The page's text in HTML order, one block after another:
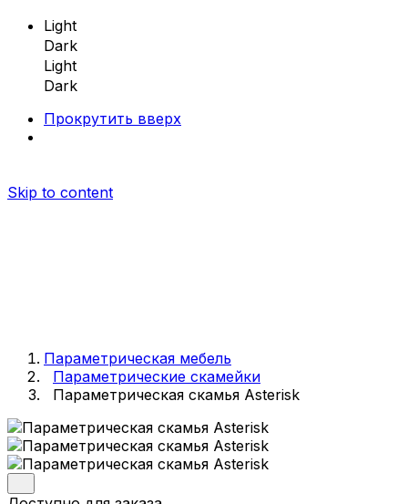
Light
Dark
Light
Dark
Прокрутить вверх
Skip to content
Параметрическая мебель
Параметрические скамейки
Параметрические кресла
Параметрические стойки-ресепшен
Параметрические стены и панно
Параметрические столы
Параметрическая мебель
Параметрические скамейки
Параметрическая скамья Asterisk